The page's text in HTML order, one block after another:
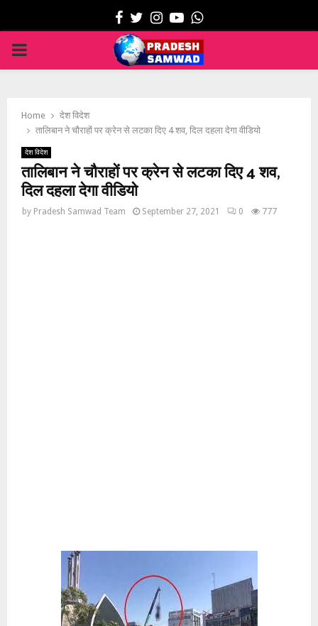
Facebook
Twitter
Instagram
Youtube
Whatsapp
PRIMARY
Home
देश विदेश
तालिबान ने चौराहों पर क्रेन से लटका दिए 4 शव, दिल दहला देगा वीडियो
देश विदेश
तालिबान ने चौराहों पर क्रेन से लटका दिए 4 शव,
दिल दहला देगा वीडियो
by Pradesh Samwad Team September 27, 2021 0 777